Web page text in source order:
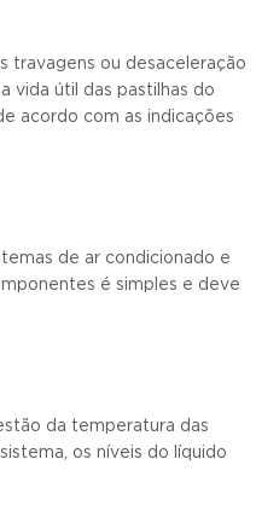
travagens ou desaceleração
vida útil das pastilhas do
acordo com as indicações
de ar condicionado e
é simples e deve
da temperatura das
os níveis do líquido